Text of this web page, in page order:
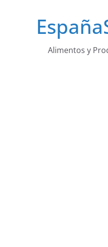
Alimentos y